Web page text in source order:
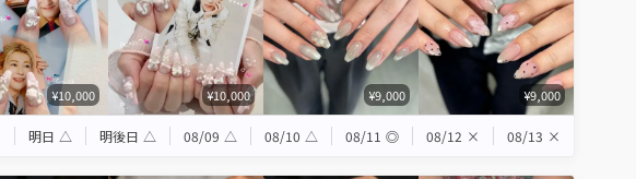
¥10,000 ¥10,000 ¥9,000 ¥9,000
明日 △ 明後日 △ 08/09 △ 08/10 △ 08/11 ◎ 08/12 × 08/13 ×